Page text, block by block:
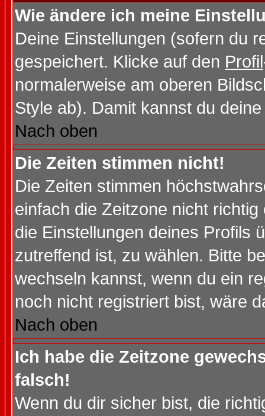
Wie ändere ich meine
Deine Einstellungen (sofern du
gespeichert. Klicke auf den Profil
normalerweise am oberen
Style ab). Damit kannst du
Nach oben
Die Zeiten stimmen nicht!
Die Zeiten stimmen
einfach die Zeitzone nicht
die Einstellungen deines Profils
zutreffend ist, zu wählen. Bitte
wechseln kannst, wenn du ein
noch nicht registriert bist, wäre
Nach oben
Ich habe die Zeitzone
falsch!
Wenn du dir sicher bist, die